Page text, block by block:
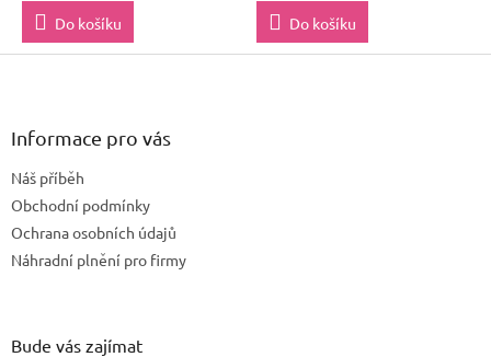
Do košíku Do košíku
Z
Informace pro vás
Náš příběh
Obchodní podmínky
Ochrana osobních údajů
Náhradní plnění pro firmy
Bude vás zajímat